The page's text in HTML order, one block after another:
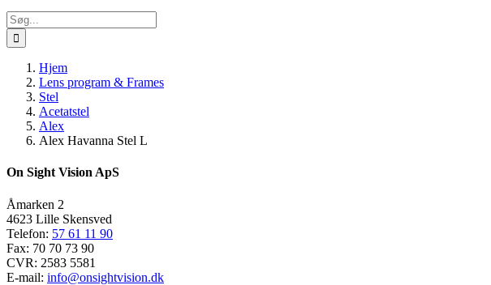
Søg
efter:
Hjem
Lens program & Frames
Stel
Acetatstel
Alex
Alex Havanna Stel L
On Sight Vision ApS
Åmarken 2
4623 Lille Skensved
Telefon: 57 61 11 90
Fax: 70 70 73 90
CVR: 2583 5581
E-mail: info@onsightvision.dk